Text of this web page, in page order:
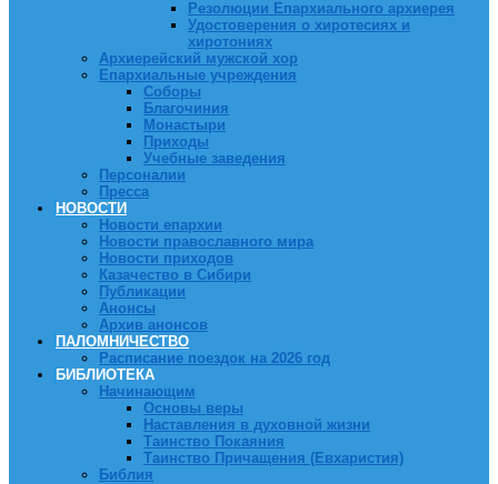
Резолюции Епархиального архиерея
Удостоверения о хиротесиях и
хиротониях
Архиерейский мужской хор
Епархиальные учреждения
Соборы
Благочиния
Монастыри
Приходы
Учебные заведения
Персоналии
Пресса
НОВОСТИ
Новости епархии
Новости православного мира
Новости приходов
Казачество в Сибири
Публикации
Анонсы
Архив анонсов
ПАЛОМНИЧЕСТВО
Расписание поездок на 2026 год
БИБЛИОТЕКА
Начинающим
Основы веры
Наставления в духовной жизни
Таинство Покаяния
Таинство Причащения (Евхаристия)
Библия